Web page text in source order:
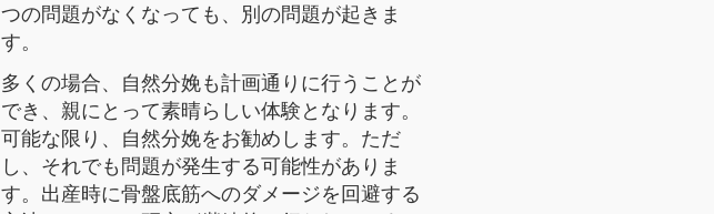
つの問題がなくなっても、別の問題が起きま
す。
多くの場合、自然分娩も計画通りに行うことが
でき、親にとって素晴らしい体験となります。
可能な限り、自然分娩をお勧めします。ただ
し、それでも問題が発生する可能性がありま
す。出産時に骨盤底筋へのダメージを回避する